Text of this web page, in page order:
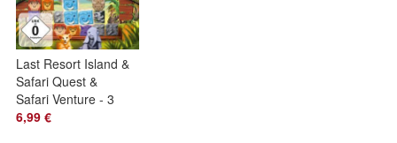
Last Resort Island &
Safari Quest &
Safari Venture - 3
Vollversionen -
6,99 €